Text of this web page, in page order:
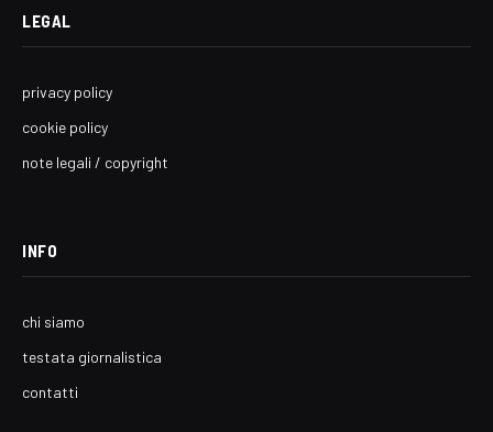
LEGAL
privacy policy
cookie policy
note legali / copyright
INFO
chi siamo
testata giornalistica
contatti